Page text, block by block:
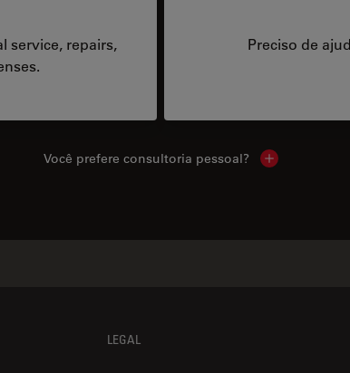
service, repairs,
Preciso de
Você prefere consultoria pessoal? Show local
LEGAL